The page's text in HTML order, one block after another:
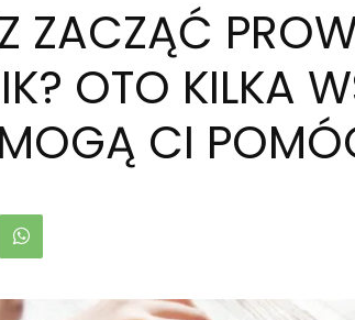
ZACZĄĆ
OTO KILKA
CI